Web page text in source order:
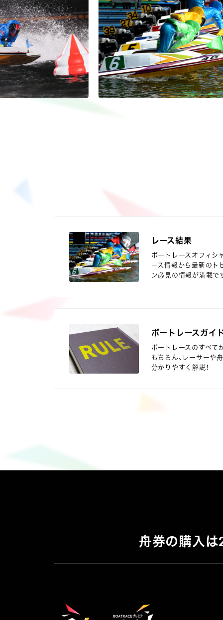
レース結果
ボートレースオフィシ
ース情報から最新のト
ン必見の情報が満載で
ボートレースガイ
ボートレースのすべて
もちろん、レーサーや
分かりやすく解説！
舟券の購入は